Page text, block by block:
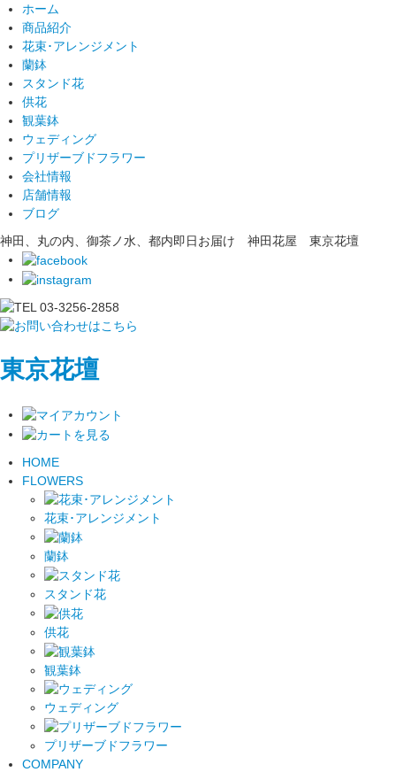
ホーム
商品紹介
花束･アレンジメント
蘭鉢
スタンド花
供花
観葉鉢
ウェディング
プリザーブドフラワー
会社情報
店舗情報
ブログ
神田、丸の内、御茶ノ水、都内即日お届け 神田花屋 東京花壇
東京花壇
HOME
FLOWERS
花束･アレンジメント
蘭鉢
スタンド花
供花
観葉鉢
ウェディング
プリザーブドフラワー
COMPANY